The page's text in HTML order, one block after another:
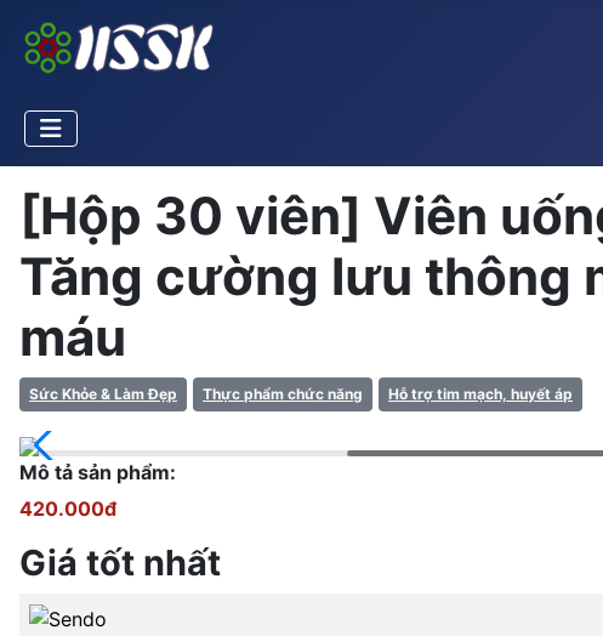
[Hộp 30 viên] Viên
Tăng cường lưu thông
máu
Sức Khỏe & Làm Đẹp Thực phẩm chức năng Hỗ trợ tim mạch, huyết áp
Mô tả sản phẩm:
420.000đ
Giá tốt nhất